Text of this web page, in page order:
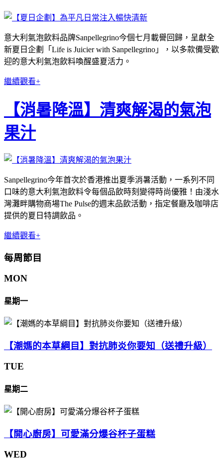
意大利氣泡飲料品牌Sanpellegrino今個七月載譽回歸，呈獻全
新夏日企劃「Life is Juicier with Sanpellegrino」，以多款備受歡
迎的意大利氣泡飲料喚醒盛夏活力。
繼續觀看+
【消暑降溫】清爽解渴的氣泡
果汁
Sanpellegrino今年首次於香港推出夏季消暑活動，一系列不同
口味的意大利氣泡飲料令每個品飲時刻變得時尚優雅！由淺水
灣灘畔購物商場The Pulse的週末品飲活動，指定餐廳及咖啡店
提供的夏日特調飲品。
繼續觀看+
每周節目
MON
星期一
【潮媽的本草綱目】對抗肺炎你要知（送禮升級）
TUE
星期二
【開心廚房】可愛滿分爆谷杯子蛋糕
WED